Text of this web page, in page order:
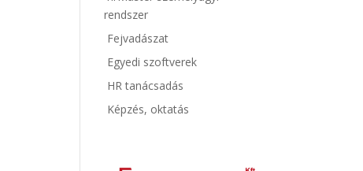
rendszer
Fejvadászat
Egyedi szoftverek
HR tanácsadás
Képzés, oktatás